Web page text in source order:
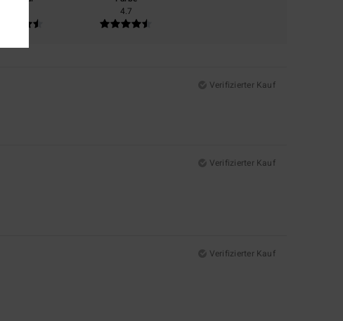
4.7
Verifizierter Kauf
Verifizierter Kauf
Verifizierter Kauf